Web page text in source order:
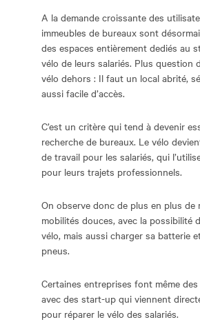
A la demande croissante des
immeubles de bureaux sont
des espaces entièrement dediés au
vélo de leurs salariés. Plus question
vélo dehors : Il faut un local abrité,
aussi facile d’accès.
C’est un critère qui tend à devenir
recherche de bureaux. Le vélo
de travail pour les salariés, qui
pour leurs trajets professionnels.
On observe donc de plus en plus de
mobilités douces, avec la possibilité
vélo, mais aussi charger sa batterie
pneus.
Certaines entreprises font même
avec des start-up qui viennent
pour réparer le vélo des salariés.